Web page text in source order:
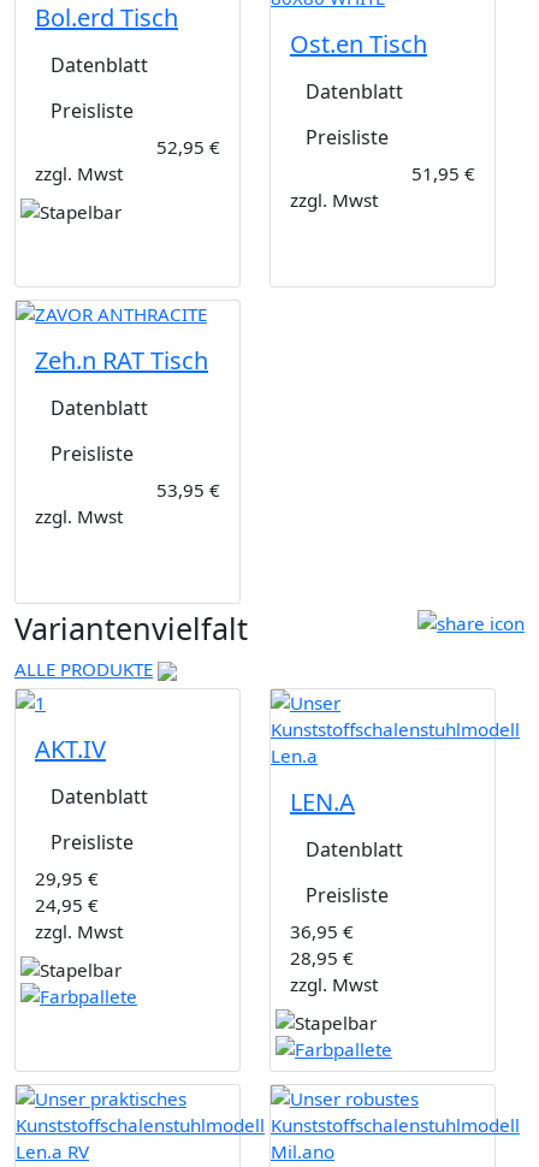
Bol.erd Tisch
Datenblatt
Preisliste
52,95 €
zzgl. Mwst
Ost.en Tisch
Datenblatt
Preisliste
51,95 €
zzgl. Mwst
Zeh.n RAT Tisch
Datenblatt
Preisliste
53,95 €
zzgl. Mwst
Variantenvielfalt
ALLE PRODUKTE
AKT.IV
Datenblatt
Preisliste
29,95 €
24,95 €
zzgl. Mwst
LEN.A
Datenblatt
Preisliste
36,95 €
28,95 €
zzgl. Mwst